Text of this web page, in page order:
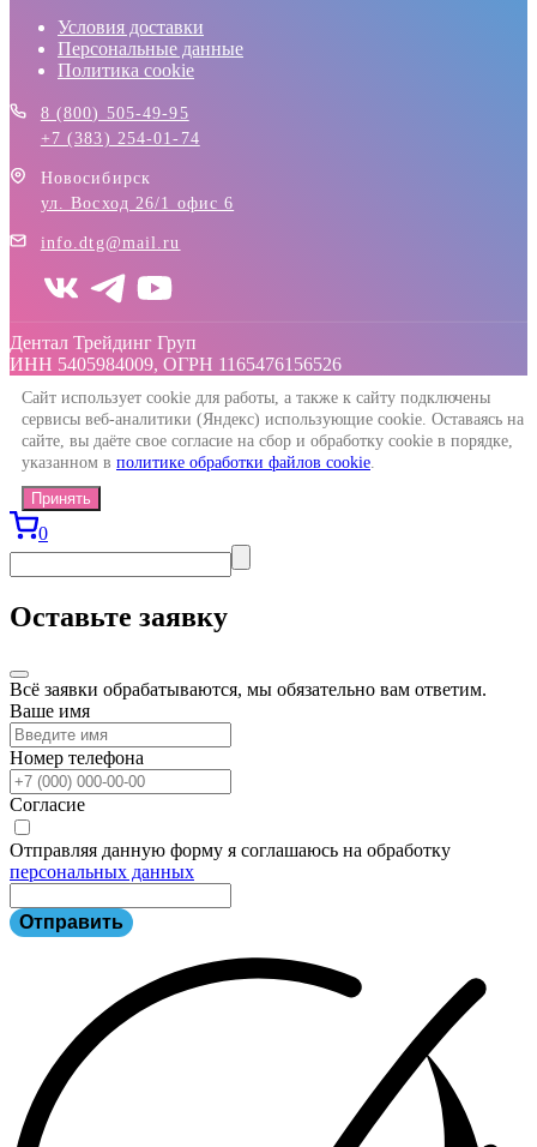
Условия доставки
Персональные данные
Политика cookie
8 (800) 505-49-95
+7 (383) 254-01-74
Новосибирск
ул. Восход 26/1 офис 6
info.dtg@mail.ru
Дентал Трейдинг Груп
ИНН 5405984009, ОГРН 1165476156526
Сайт использует cookie для работы, а также к сайту подключены
сервисы веб-аналитики (Яндекс) использующие cookie. Оставаясь на
сайте, вы даёте свое согласие на сбор и обработку cookie в порядке,
указанном в политике обработки файлов cookie.
Принять
0
Оставьте заявку
Всё заявки обрабатываются, мы обязательно вам ответим.
Ваше имя
Номер телефона
Согласие
Отправляя данную форму я соглашаюсь на обработку
персональных данных
Отправить